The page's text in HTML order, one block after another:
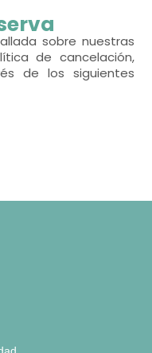
Incluye:
= 9sobre nuestras
de cancelación,
de los siguientes